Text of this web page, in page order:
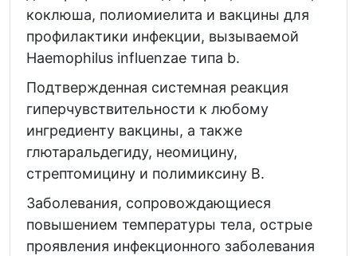
коклюша, полиомиелита и вакцины для
профилактики инфекции, вызываемой
Haemophilus influenzae типа b.
Подтвержденная системная реакция
гиперчувствительности к любому
ингредиенту вакцины, а также
глютаральдегиду, неомицину,
стрептомицину и полимиксину В.
Заболевания, сопровождающиеся
повышением температуры тела, острые
проявления инфекционного заболевания